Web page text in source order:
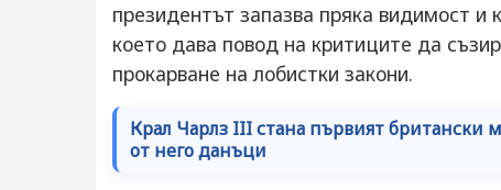
президентът запазва пряка видимост и
което дава повод на критиците да
прокарване на лобистки закони.
Крал Чарлз III стана първият британски
от него данъци